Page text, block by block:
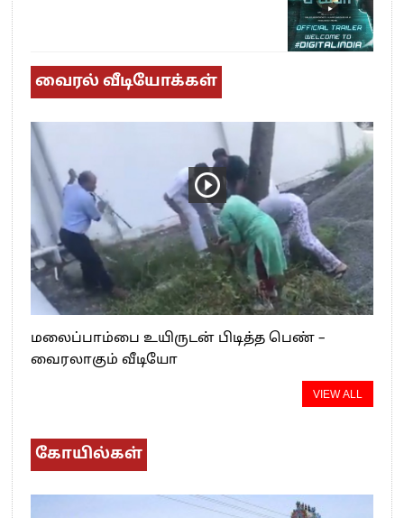
வைரல் வீடியோக்கள்
மலைப்பாம்பை உயிருடன் பிடித்த பெண் –
வைரலாகும் வீடியோ
VIEW ALL
கோயில்கள்